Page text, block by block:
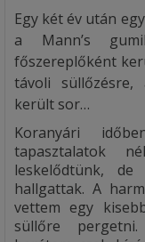
Egy két év után
a Mann’s
főszereplőként
távoli süllőzésre,
került sor…
Koranyári
tapasztalatok
leskelődtünk,
hallgattak. A
vettem egy
süllőre